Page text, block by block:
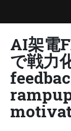
AI架電
で戦力